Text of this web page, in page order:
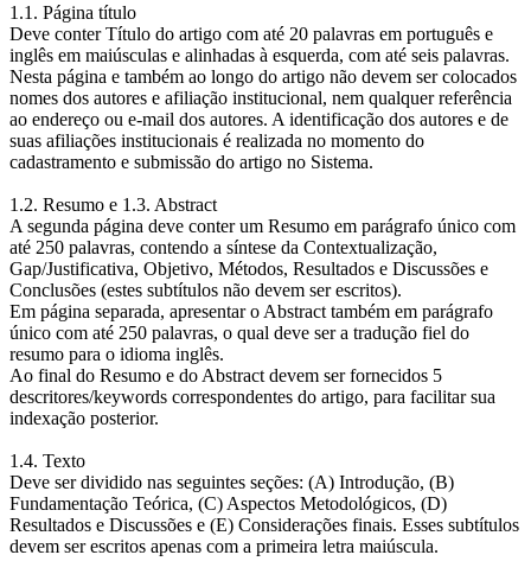
1.1. Página título
Deve conter Título do artigo com até 20 palavras em português e
inglês em maiúsculas e alinhadas à esquerda, com até seis palavras.
Nesta página e também ao longo do artigo não devem ser colocados
nomes dos autores e afiliação institucional, nem qualquer referência
ao endereço ou e-mail dos autores. A identificação dos autores e de
suas afiliações institucionais é realizada no momento do
cadastramento e submissão do artigo no Sistema.
1.2. Resumo e 1.3. Abstract
A segunda página deve conter um Resumo em parágrafo único com
até 250 palavras, contendo a síntese da Contextualização,
Gap/Justificativa, Objetivo, Métodos, Resultados e Discussões e
Conclusões (estes subtítulos não devem ser escritos).
Em página separada, apresentar o Abstract também em parágrafo
único com até 250 palavras, o qual deve ser a tradução fiel do
resumo para o idioma inglês.
Ao final do Resumo e do Abstract devem ser fornecidos 5
descritores/keywords correspondentes do artigo, para facilitar sua
indexação posterior.
1.4. Texto
Deve ser dividido nas seguintes seções: (A) Introdução, (B)
Fundamentação Teórica, (C) Aspectos Metodológicos, (D)
Resultados e Discussões e (E) Considerações finais. Esses subtítulos
devem ser escritos apenas com a primeira letra maiúscula.